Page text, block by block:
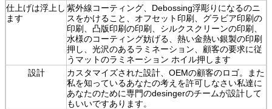
仕上げは浮上し
ます
紫外線コーティング、Debossing浮彫りになるのニ
スをかけること、オフセット印刷、グラビア印刷の
印刷、凸版印刷の印刷、シルクスクリーンの印刷、
水様のコーティング妨げる、熱い金熱い銀製の印刷
押し、光沢のあるラミネーション、顧客の要求に従
うマットのラミネーション ホイル押します
設計
カスタマイズされた設計、OEMの顧客のロゴ。また
私を知っているあなたの考えを許可しなさい私達に
あなたのために専門のdesingerのチームが設計して
もいいですあります。